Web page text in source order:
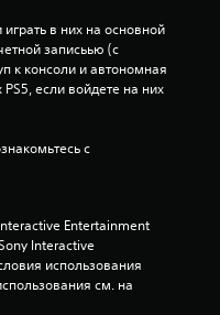
в них на основной
записьью (с
к консоли и автономная
если войдете на них
с
Entertainment
Interactive
использования
см. на